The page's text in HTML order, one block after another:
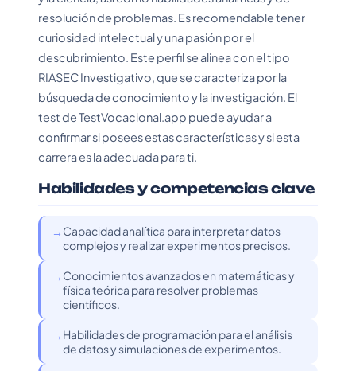
resolución de problemas. Es recomendable tener
curiosidad intelectual y una pasión por el
descubrimiento. Este perfil se alinea con el tipo
RIASEC Investigativo, que se caracteriza por la
búsqueda de conocimiento y la investigación. El
test de TestVocacional.app puede ayudar a
confirmar si posees estas características y si esta
carrera es la adecuada para ti.
Habilidades y competencias clave
Capacidad analítica para interpretar datos
complejos y realizar experimentos precisos.
Conocimientos avanzados en matemáticas y
física teórica para resolver problemas
científicos.
Habilidades de programación para el análisis
de datos y simulaciones de experimentos.